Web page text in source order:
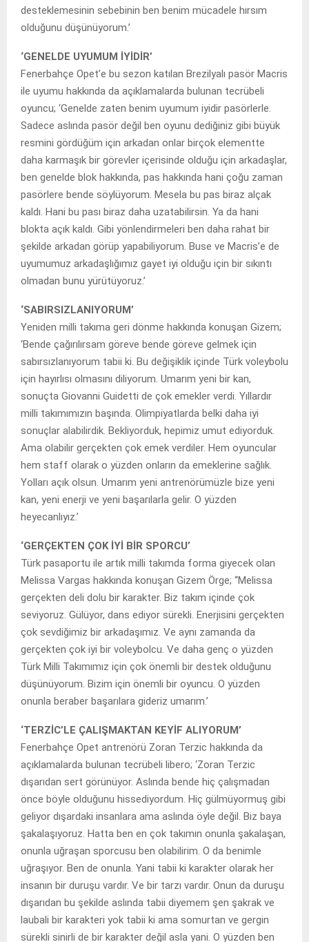
desteklemesinin sebebinin ben benim mücadele hırsım
olduğunu düşünüyorum.’
‘GENELDE UYUMUM İYİDİR’
Fenerbahçe Opet’e bu sezon katılan Brezilyalı pasör Macris
ile uyumu hakkında da açıklamalarda bulunan tecrübeli
oyuncu; ‘Genelde zaten benim uyumum iyidir pasörlerle.
Sadece aslında pasör değil ben oyunu dediğiniz gibi büyük
resmini gördüğüm için arkadan onlar birçok elementte
daha karmaşık bir görevler içerisinde olduğu için arkadaşlar,
ben genelde blok hakkında, pas hakkında hani çoğu zaman
pasörlere bende söylüyorum. Mesela bu pas biraz alçak
kaldı. Hani bu pası biraz daha uzatabilirsin. Ya da hani
blokta açık kaldı. Gibi yönlendirmeleri ben daha rahat bir
şekilde arkadan görüp yapabiliyorum. Buse ve Macris’e de
uyumumuz arkadaşlığımız gayet iyi olduğu için bir sıkıntı
olmadan bunu yürütüyoruz.’
‘SABIRSIZLANIYORUM’
Yeniden milli takıma geri dönme hakkında konuşan Gizem;
‘Bende çağırılırsam göreve bende göreve gelmek için
sabırsızlanıyorum tabii ki. Bu değişiklik içinde Türk voleybolu
için hayırlısı olmasını diliyorum. Umarım yeni bir kan,
sonuçta Giovanni Guidetti de çok emekler verdi. Yıllardır
milli takımımızın başında. Olimpiyatlarda belki daha iyi
sonuçlar alabilirdik. Bekliyorduk, hepimiz umut ediyorduk.
Ama olabilir gerçekten çok emek verdiler. Hem oyuncular
hem staff olarak o yüzden onların da emeklerine sağlık.
Yolları açık olsun. Umarım yeni antrenörümüzle bize yeni
kan, yeni enerji ve yeni başarılarla gelir. O yüzden
heyecanlıyız.’
‘GERÇEKTEN ÇOK İYİ BİR SPORCU’
Türk pasaportu ile artık milli takımda forma giyecek olan
Melissa Vargas hakkında konuşan Gizem Örge; ‘‘Melissa
gerçekten deli dolu bir karakter. Biz takım içinde çok
seviyoruz. Gülüyor, dans ediyor sürekli. Enerjisini gerçekten
çok sevdiğimiz bir arkadaşımız. Ve aynı zamanda da
gerçekten çok iyi bir voleybolcu. Ve daha genç o yüzden
Türk Milli Takımımız için çok önemli bir destek olduğunu
düşünüyorum. Bizim için önemli bir oyuncu. O yüzden
onunla beraber başarılara gideriz umarım.’
‘TERZİC’LE ÇALIŞMAKTAN KEYİF ALIYORUM’
Fenerbahçe Opet antrenörü Zoran Terzic hakkında da
açıklamalarda bulunan tecrübeli libero; ‘Zoran Terzic
dışarıdan sert görünüyor. Aslında bende hiç çalışmadan
önce böyle olduğunu hissediyordum. Hiç gülmüyormuş gibi
geliyor dışardaki insanlara ama aslında öyle değil. Biz baya
şakalaşıyoruz. Hatta ben en çok takımın onunla şakalaşan,
onunla uğraşan sporcusu ben olabilirim. O da benimle
uğraşıyor. Ben de onunla. Yani tabii ki karakter olarak her
insanın bir duruşu vardır. Ve bir tarzı vardır. Onun da duruşu
dışarıdan bu şekilde aslında tabii diyemem şen şakrak ve
laubali bir karakteri yok tabii ki ama somurtan ve gergin
sürekli sinirli de bir karakter değil asla yani. O yüzden ben